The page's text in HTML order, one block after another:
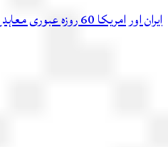
ایران اور امریکا 60 روزہ عبوری معاہدے کے قریب پہنچ گئے، معروف جریدے کادعویٰ